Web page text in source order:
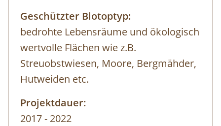
Geschützter Biotoptyp:
bedrohte Lebensräume und ökologisch
wertvolle Flächen wie z.B.
Streuobstwiesen, Moore, Bergmähder,
Hutweiden etc.
Projektdauer:
2017 - 2022